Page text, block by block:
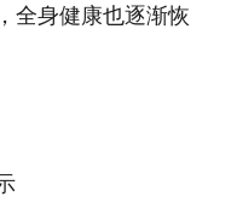
全身健康也逐渐恢